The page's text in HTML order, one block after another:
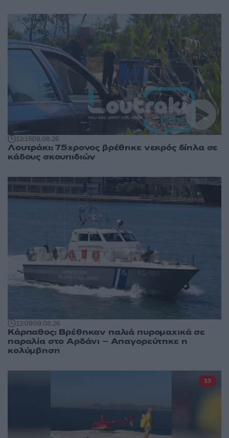
12:1509.08.26
Λουτράκι: 75χρονος βρέθηκε νεκρός δίπλα σε
κάδους σκουπιδιών
12:0909.08.26
Κάρπαθος: Βρέθηκαν παλιά πυρομαχικά σε
παραλία στο Αρδάνι – Απαγορεύτηκε η
κολύμβηση
13